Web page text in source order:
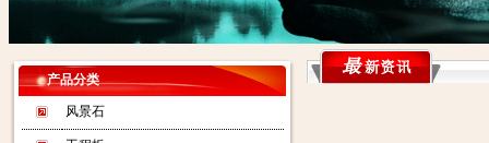
产品分类
风景石